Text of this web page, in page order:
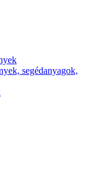
segédanyagok,